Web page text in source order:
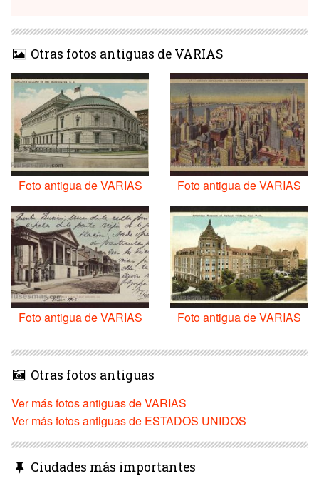
Otras fotos antiguas de VARIAS
Foto antigua de VARIAS Foto antigua de VARIAS
Foto antigua de VARIAS Foto antigua de VARIAS
Otras fotos antiguas
Ver más fotos antiguas de VARIAS
Ver más fotos antiguas de ESTADOS UNIDOS
Ciudades más importantes